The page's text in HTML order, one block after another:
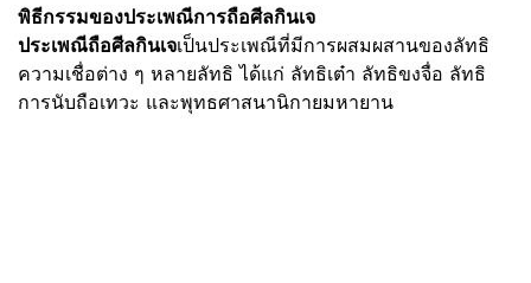
พิธีกรรมของประเพณีการถือศีลกินเจ
ประเพณีถือศีลกินเจเป็นประเพณีที่มีการผสมผสานของลัทธิ
ความเชื่อต่าง ๆ หลายลัทธิ ได้แก่ ลัทธิเต๋า ลัทธิขงจื่อ ลัทธิ
การนับถือเทวะ และพุทธศาสนานิกายมหายาน